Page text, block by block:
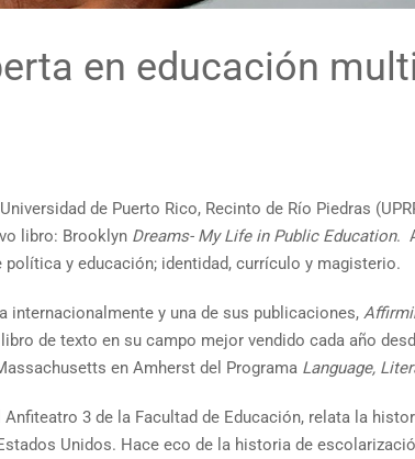
en educación
de Puerto Rico, Recinto de Río Piedras
libro: Brooklyn Dreams- My Life in Public Education.
y educación; identidad, currículo y magisterio.
y una de sus publicaciones,
de texto en su campo mejor vendido cada año
en Amherst del Programa Language,
3 de la Facultad de Educación, relata la
Unidos. Hace eco de la historia de